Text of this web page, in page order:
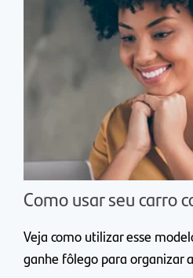
Como usar seu carro
Veja como utilizar esse
ganhe fôlego para organizar